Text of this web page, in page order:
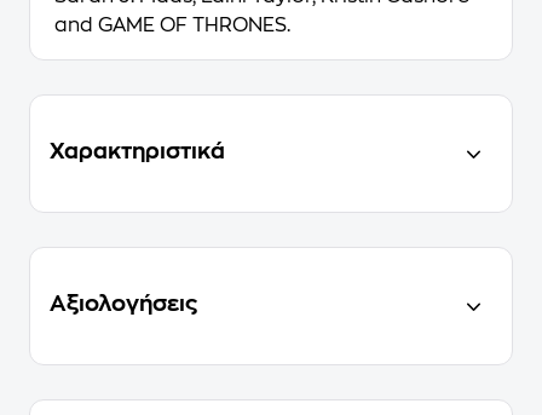
and GAME OF THRONES.
Χαρακτηριστικά
Αξιολογήσεις